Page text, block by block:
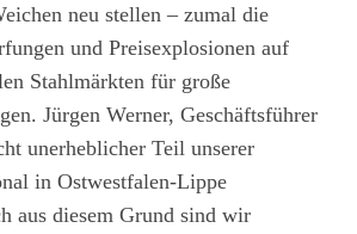
neu stellen – zumal die
und Preisexplosionen auf
Stahlmärkten für große
Jürgen Werner, Geschäftsführer
unerheblicher Teil unserer
in Ostwestfalen-Lippe
aus diesem Grund sind wir